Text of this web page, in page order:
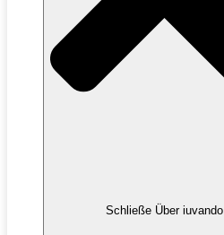
Schließe Über iuvando